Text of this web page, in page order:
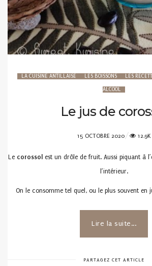
LA CUISINE ANTILLAISE LES BOISSONS LES
ALCOOL
Le jus de
POSTED
15 OCTOBRE 2020 12.9K
Le corossol est un drôle de fruit. Aussi piquant à
l’intérieur.
On le consomme tel quel, ou le plus souvent en
Lire la suite...
PARTAGEZ CET ARTICLE